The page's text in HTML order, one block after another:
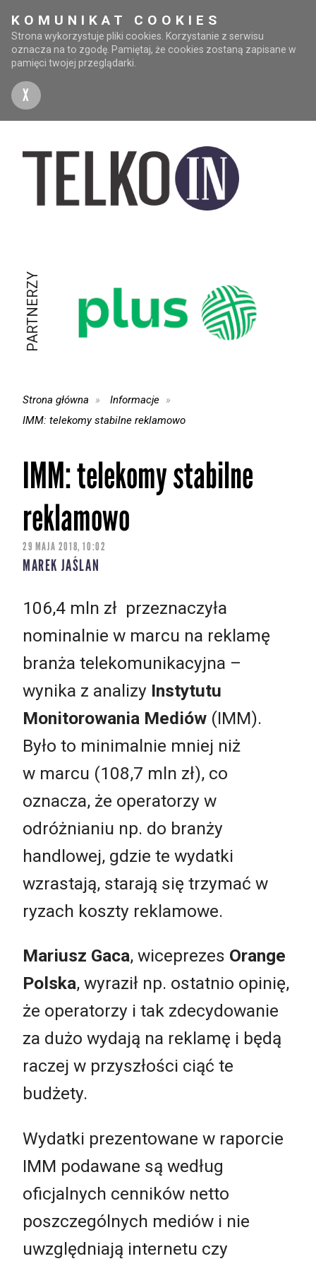
KOMUNIKAT COOKIES
Strona wykorzystuje pliki cookies. Korzystanie z serwisu
oznacza na to zgodę. Pamiętaj, że cookies zostaną zapisane w
pamięci twojej przeglądarki.
X
PARTNERZY
Strona główna
Informacje
IMM: telekomy stabilne reklamowo
IMM: telekomy stabilne
reklamowo
29 MAJA 2018, 10:02
MAREK JAŚLAN
106,4 mln zł przeznaczyła
nominalnie w marcu na reklamę
branża telekomunikacyjna –
wynika z analizy Instytutu
Monitorowania Mediów (IMM).
Było to minimalnie mniej niż
w marcu (108,7 mln zł), co
oznacza, że operatorzy w
odróżnianiu np. do branży
handlowej, gdzie te wydatki
wzrastają, starają się trzymać w
ryzach koszty reklamowe.
Mariusz Gaca, wiceprezes Orange
Polska, wyraził np. ostatnio opinię,
że operatorzy i tak zdecydowanie
za dużo wydają na reklamę i będą
raczej w przyszłości ciąć te
budżety.
Wydatki prezentowane w raporcie
IMM podawane są według
oficjalnych cenników netto
poszczególnych mediów i nie
uwzględniają internetu czy